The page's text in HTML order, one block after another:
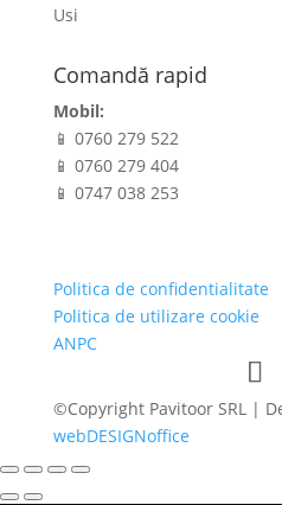
Usi
Comandă rapid
Mobil:
📱 0760 279 522
📱 0760 279 404
📱 0747 038 253
Politica de confidentialitate
Politica de utilizare cookie
ANPC
©Copyright Pavitoor SRL |
webDESIGNoffice